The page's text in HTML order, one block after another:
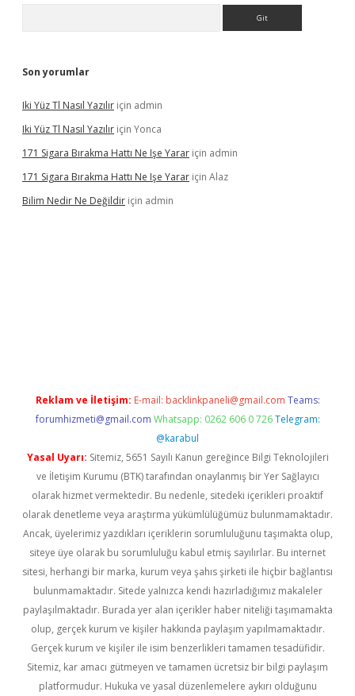
Son yorumlar
Iki Yüz Tl Nasıl Yazılır için admin
Iki Yüz Tl Nasıl Yazılır için Yonca
171 Sigara Bırakma Hattı Ne Işe Yarar için admin
171 Sigara Bırakma Hattı Ne Işe Yarar için Alaz
Bilim Nedir Ne Değildir için admin
Reklam ve İletişim: E-mail: backlinkpaneli@gmail.com Teams:
forumhizmeti@gmail.com Whatsapp: 0262 606 0 726 Telegram:
@karabul
Yasal Uyarı: Sitemiz, 5651 Sayılı Kanun gereğince Bilgi Teknolojileri
ve İletişim Kurumu (BTK) tarafından onaylanmış bir Yer Sağlayıcı
olarak hizmet vermektedir. Bu nedenle, sitedeki içerikleri proaktif
olarak denetleme veya araştırma yükümlülüğümüz bulunmamaktadır.
Ancak, üyelerimiz yazdıkları içeriklerin sorumluluğunu taşımakta olup,
siteye üye olarak bu sorumluluğu kabul etmiş sayılırlar. Bu internet
sitesi, herhangi bir marka, kurum veya şahıs şirketi ile hiçbir bağlantısı
bulunmamaktadır. Sitede yalnızca kendi hazırladığımız makaleler
paylaşılmaktadır. Burada yer alan içerikler haber niteliği taşımamakta
olup, gerçek kurum ve kişiler hakkında paylaşım yapılmamaktadır.
Gerçek kurum ve kişiler ile isim benzerlikleri tamamen tesadüfidir.
Sitemiz, kar amacı gütmeyen ve tamamen ücretsiz bir bilgi paylaşım
platformudur. Hukuka ve yasal düzenlemelere aykırı olduğunu